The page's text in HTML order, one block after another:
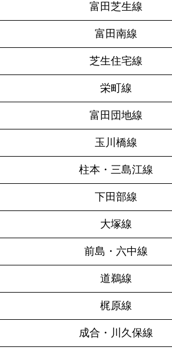
富田芝生線
富田南線
芝生住宅線
栄町線
富田団地線
玉川橋線
柱本・三島江線
下田部線
大塚線
前島・六中線
道鵜線
梶原線
成合・ 川久保線